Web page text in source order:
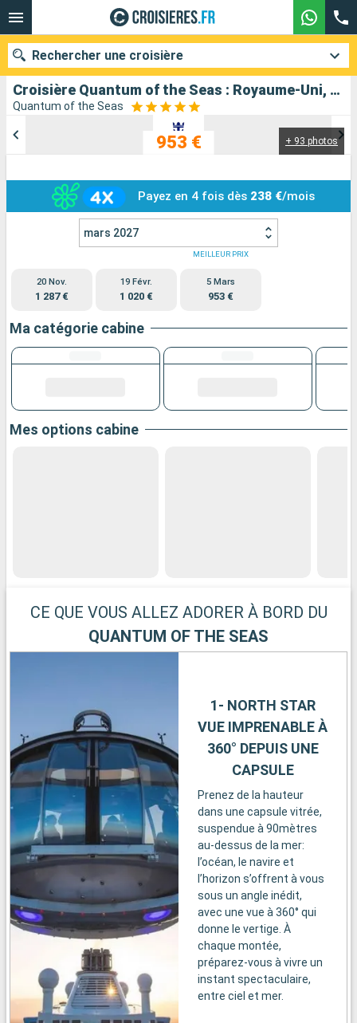
Croisière Quantum of the Seas : Royaume-Uni, Australie au départ de Brisbane
Quantum of the Seas
+ 93 photos
953 €
Payez en 4 fois dès 238 €/mois
mars 2027
20 Nov.
1 287 €
19 Févr.
1 020 €
MEILLEUR PRIX
5 Mars
953 €
Ma catégorie cabine
Mes options cabine
CE QUE VOUS ALLEZ ADORER À BORD DU
QUANTUM OF THE SEAS
1- NORTH STAR
VUE IMPRENABLE À
360° DEPUIS UNE
CAPSULE
Prenez de la hauteur
dans une capsule vitrée,
suspendue à 90mètres
au-dessus de la mer:
l’océan, le navire et
l’horizon s’offrent à vous
sous un angle inédit,
avec une vue à 360° qui
donne le vertige. À
chaque montée,
préparez-vous à vivre un
instant spectaculaire,
entre ciel et mer.
Rechercher une croisière
Mois de départ
Ports Compagnies
Rechercher